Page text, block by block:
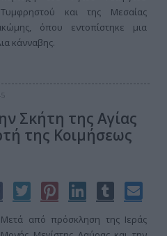
Τυμφρηστού και της Μεσαίας
όπου εντοπίστηκε μια
κάνναβης.
Σκήτη της Αγίας
της Κοιμήσεως
Μετά από πρόσκληση της Ιεράς